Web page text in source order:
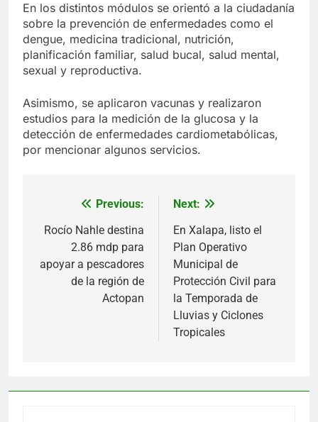
En los distintos módulos se orientó a la ciudadanía
sobre la prevención de enfermedades como el
dengue, medicina tradicional, nutrición,
planificación familiar, salud bucal, salud mental,
sexual y reproductiva.
Asimismo, se aplicaron vacunas y realizaron
estudios para la medición de la glucosa y la
detección de enfermedades cardiometabólicas,
por mencionar algunos servicios.
Navegación
de
entradas
Previous:
Rocío Nahle destina
2.86 mdp para
apoyar a pescadores
de la región de
Actopan
Next:
En Xalapa, listo el
Plan Operativo
Municipal de
Protección Civil para
la Temporada de
Lluvias y Ciclones
Tropicales